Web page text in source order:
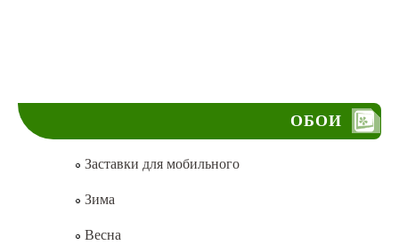
ОБОИ
Заставки для мобильного
Зима
Весна